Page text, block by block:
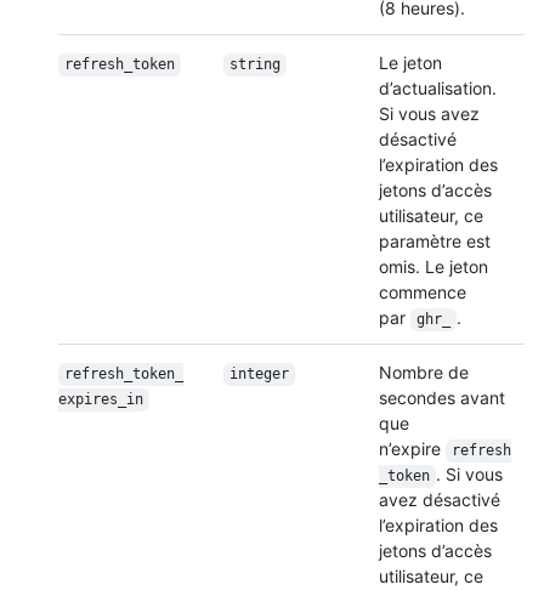
(8 heures).
refresh_token string
Le jeton
d’actualisation.
Si vous avez
désactivé
l’expiration des
jetons d’accès
utilisateur, ce
paramètre est
omis. Le jeton
commence
par
ghr_ .
refresh_token_
expires_in
integer
Nombre de
secondes avant
que
n’expire
refresh
_token . Si vous
avez désactivé
l’expiration des
jetons d’accès
utilisateur, ce